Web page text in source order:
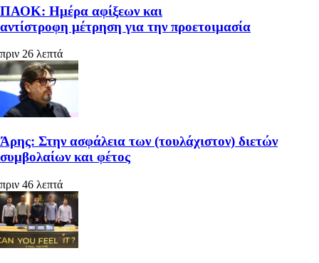
ΠΑΟΚ: Ημέρα αφίξεων και
αντίστροφη μέτρηση για την προετοιμασία
πριν 26 λεπτά
Άρης: Στην ασφάλεια των (τουλάχιστον) διετών
συμβολαίων και φέτος
πριν 46 λεπτά